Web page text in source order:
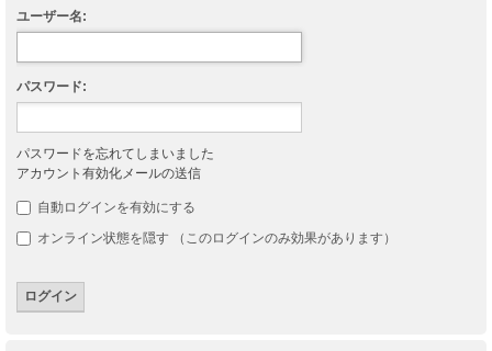
ユーザー名:
パスワード:
パスワードを忘れてしまいました
アカウント有効化メールの送信
自動ログインを有効にする
オンライン状態を隠す （このログインのみ効果があります）